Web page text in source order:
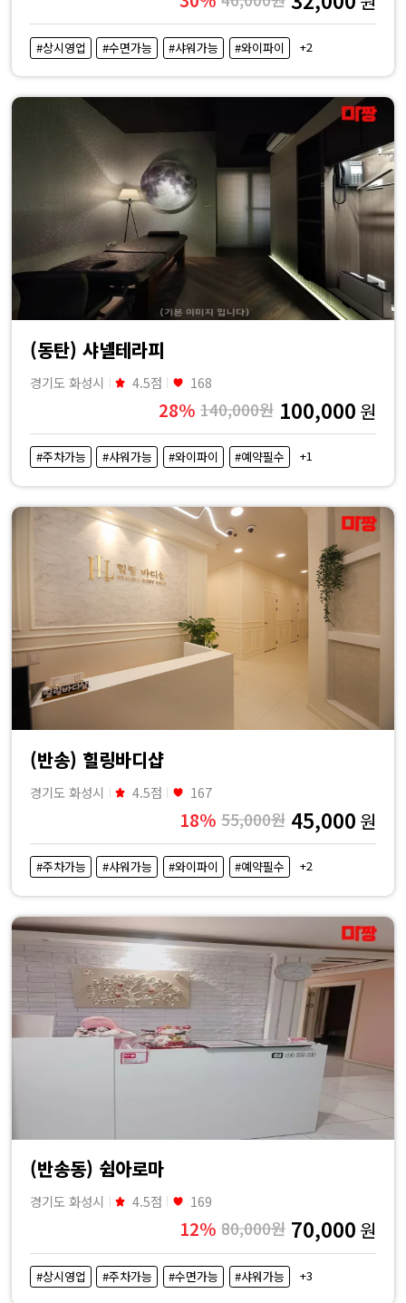
#상시영업 #수면가능 #샤워가능 #와이파이 +2
(동탄) 샤넬테라피
경기도 화성시 4.5점 168
28% 140,000원 100,000 원
#주차가능 #샤워가능 #와이파이 #예약필수 +1
(반송) 힐링바디샵
경기도 화성시 4.5점 167
18% 55,000원 45,000 원
#주차가능 #샤워가능 #와이파이 #예약필수 +2
(반송동) 쉼아로마
경기도 화성시 4.5점 169
12% 80,000원 70,000 원
#상시영업 #주차가능 #수면가능 #샤워가능 +3